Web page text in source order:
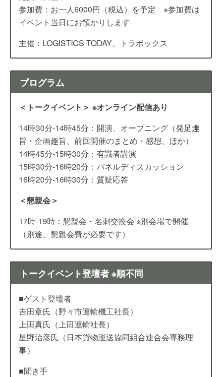
参加費：お一人6000円（税込）を予定 ※参加費は
イベント当日にお預かりします
主催：LOGISTICS TODAY、トラボックス
プログラム
＜トークイベント＞ ※オンライン配信あり
14時30分-14時45分：開演、オープニング（発足趣
旨・企画趣旨、前回開催のまとめ・感想、ほか）
14時45分-15時30分：有識者講演
15時30分-16時20分：パネルディスカッション
16時20分-16時30分：質疑応答
＜懇親会＞
17時-19時：懇親会・名刺交換会 ※別会場で開催
（別途、懇親会費が必要です）
トークイベント登壇者 ※順不同
■ゲスト登壇者
吉田章氏（野々市運輸機工社長）
上田真氏（上田運輸社長）
星野治彦氏（日本貨物運送協同組合連合会専務理
事）
■聞き手